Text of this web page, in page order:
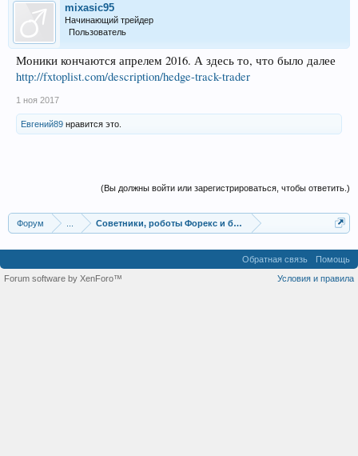
mixasic95
Начинающий трейдер
Пользователь
Моники кончаются апрелем 2016. А здесь то, что было далее
http://fxtoplist.com/description/hedge-track-trader
1 ноя 2017
Евгений89 нравится это.
(Вы должны войти или зарегистрироваться, чтобы ответить.)
Форум Советники, роботы Форекс и бинарных опционов
Обратная связь
Помощь
Условия и правила
Forum software by XenForo™